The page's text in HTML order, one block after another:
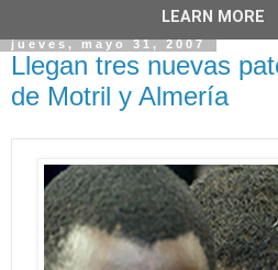
jueves, mayo 31, 2007
Llegan tres nuevas
de Motril y Almería
LEARN MORE